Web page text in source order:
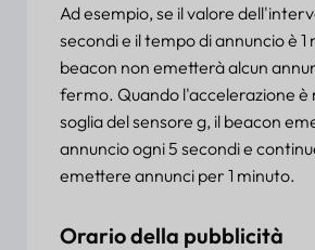
Ad esempio, se il valore
secondi e il tempo di annuncio è 1
beacon non emetterà alcun
fermo. Quando l'accelerazione è
soglia del sensore g, il beacon
annuncio ogni 5 secondi e
emettere annunci per 1 minuto.
Orario della pubblicità